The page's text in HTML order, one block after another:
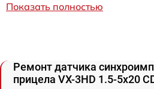
Показать полностью
Ремонт датчика
прицела VX-3HD 1.5-5x20